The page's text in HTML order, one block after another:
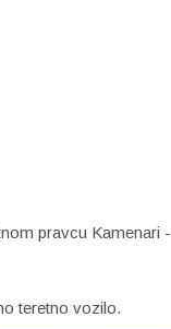
pravcu Kamenari -
teretno vozilo.